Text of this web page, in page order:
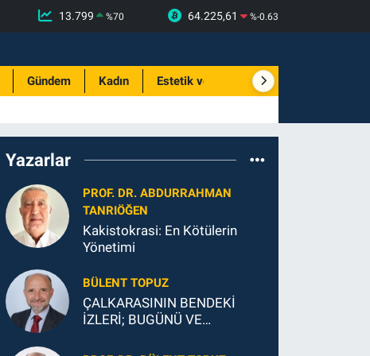
13.799 %70 64.225,61 %-0.63
Gündem Kadın Estetik ve Güzellik
Yazarlar
PROF. DR. ABDURRAHMAN
TANRIÖĞEN
Kakistokrasi: En Kötülerin
Yönetimi
BÜLENT TOPUZ
ÇALKARASININ BENDEKİ
İZLERİ; BUGÜNÜ VE